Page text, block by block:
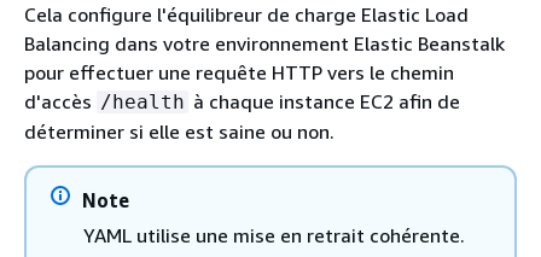
Cela configure l'équilibreur de charge Elastic Load
Balancing dans votre environnement Elastic Beanstalk
pour effectuer une requête HTTP vers le chemin
d'accès /health à chaque instance EC2 afin de
déterminer si elle est saine ou non.
Note
YAML utilise une mise en retrait cohérente.